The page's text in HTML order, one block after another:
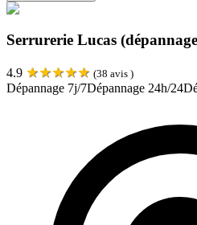
Serrurerie Lucas
4.9 ★★★★★ (38 avis )
Dépannage 7j/7Dépannage 24h/24